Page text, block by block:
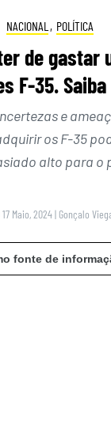
NACIONAL , POLÍTICA
de gastar
F-35.
e
os F-35
alto para o
17 Maio, 2024| Gonçalo
fonte de